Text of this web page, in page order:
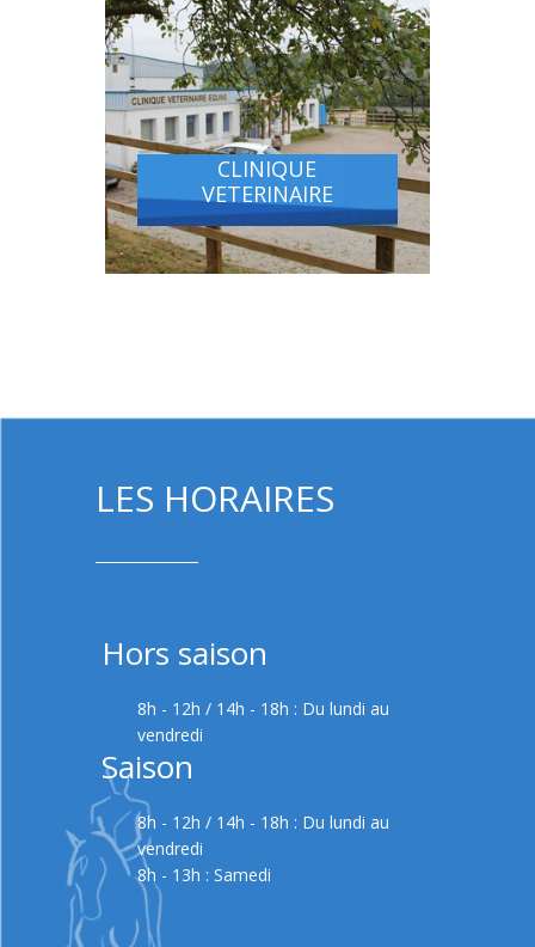
CLINIQUE
VETERINAIRE
La Clinique Vétérinaire Équine
Valère-Boutin, à Vimoutiers (Orne),
a été créée par le Dr Patrick Valère
en 2010. L'équipe de vétérinaires
vous propose une gamme
complète de soins pour vos
chevaux.
LES HORAIRES
Hors saison
8h - 12h / 14h - 18h : Du lundi au
vendredi
Saison
8h - 12h / 14h - 18h : Du lundi au
vendredi
8h - 13h : Samedi